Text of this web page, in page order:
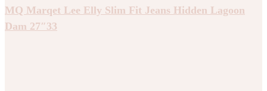
MQ Marqet Lee Elly Slim Fit Jeans Hidden Lagoon
Dam 27″33